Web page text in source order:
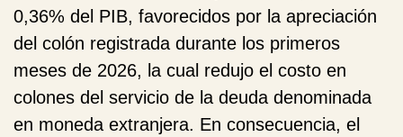
0,36% del PIB, favorecidos por la apreciación
del colón registrada durante los primeros
meses de 2026, la cual redujo el costo en
colones del servicio de la deuda denominada
en moneda extranjera. En consecuencia, el